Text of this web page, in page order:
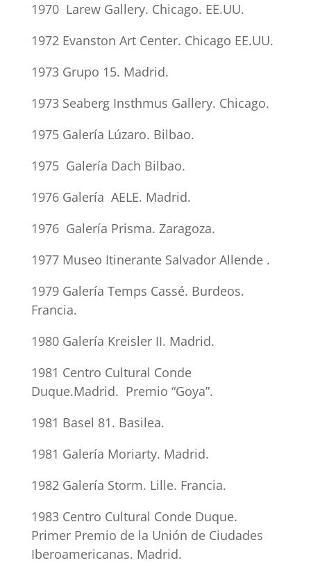
1970 Larew Gallery. Chicago. EE.UU.
1972 Evanston Art Center. Chicago EE.UU.
1973 Grupo 15. Madrid.
1973 Seaberg Insthmus Gallery. Chicago.
1975 Galería Lúzaro. Bilbao.
1975 Galería Dach Bilbao.
1976 Galería AELE. Madrid.
1976 Galería Prisma. Zaragoza.
1977 Museo Itinerante Salvador Allende .
1979 Galería Temps Cassé. Burdeos.
Francia.
1980 Galería Kreisler II. Madrid.
1981 Centro Cultural Conde
Duque.Madrid. Premio “Goya”.
1981 Basel 81. Basilea.
1981 Galería Moriarty. Madrid.
1982 Galería Storm. Lille. Francia.
1983 Centro Cultural Conde Duque.
Primer Premio de la Unión de Ciudades
Iberoamericanas. Madrid.